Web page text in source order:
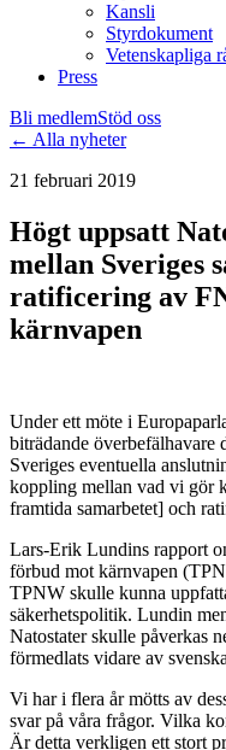
Kansli
Styrdokument
Vetenskapliga
Press
Bli medlemStöd oss
← Alla nyheter
21 februari 2019
Högt uppsatt
mellan Sveriges
ratificering av
kärnvapen
Under ett möte i
biträdande överbefälhavare
Sveriges eventuella
koppling mellan vad vi gör
framtida samarbetet] och
Lars-Erik Lundins rapport
förbud mot kärnvapen
TPNW skulle kunna
säkerhetspolitik. Lundin
Natostater skulle påverkas
förmedlats vidare av
Vi har i flera år mötts av
svar på våra frågor. Vilka
Är detta verkligen ett stort